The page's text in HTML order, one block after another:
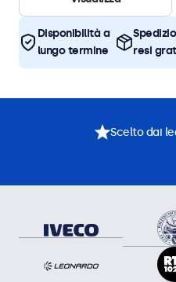
Disponibilità a
lungo termine
resi
Scelto dai